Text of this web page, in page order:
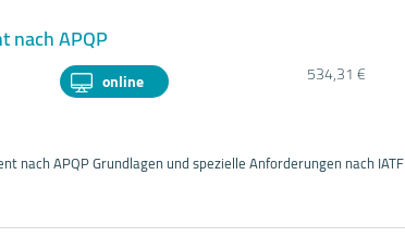
nach APQP
online
534,31 €
nach APQP Grundlagen und spezielle Anforderungen nach IATF